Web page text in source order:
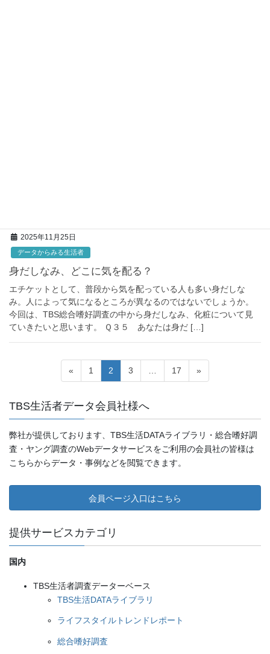
2025年11月25日
データからみる生活者
身だしなみ、どこに気を配る？
エチケットとして、普段から気を配っている人も多い身だしな
み。人によって気になるところが異なるのではないでしょうか。
今回は、TBS総合嗜好調査の中から身だしなみ、化粧について見
ていきたいと思います。 Ｑ３５ あなたは身だ […]
ナ
ビ
ゲ
ー
シ
ョ
ン
«
ペ
ー
1
ペ
ー
2
ペ
ー
3
ペ
ー
17 »
TBS生活者データ会員社様へ
弊社が提供しております、TBS生活DATAライブラリ・総合嗜好調
査・ヤング調査のWebデータサービスをご利用の会員社の皆様は
こちらからデータ・事例などを閲覧できます。
会員ページ入口はこちら
提供サービスカテゴリ
国内
TBS生活者調査データーベース
TBS生活DATAライブラリ
ライフスタイルトレンドレポート
総合嗜好調査